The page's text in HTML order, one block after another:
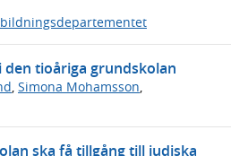
tioåriga grundskolan
, Simona Mohamsson,
ska få tillgång till judiska